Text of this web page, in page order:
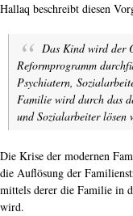
Hallaq beschreibt diesen
Das Kind wird der
Reformprogramm
Psychiatern,
Familie wird durch das
und Sozialarbeiter
Die Krise der modernen
die Auflösung der
mittels derer die Familie in
wird.